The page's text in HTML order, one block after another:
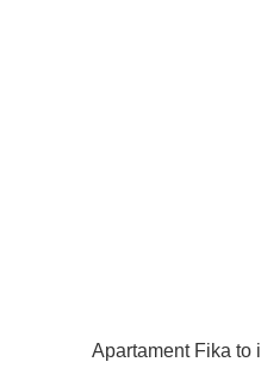
Apartament Fika to